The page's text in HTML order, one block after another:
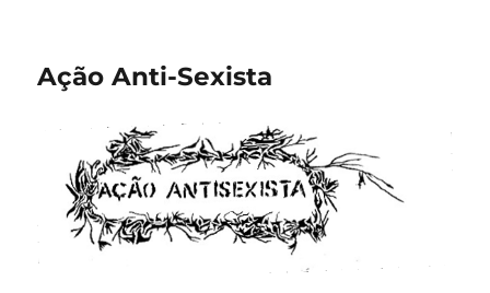
Ação Anti-Sexista